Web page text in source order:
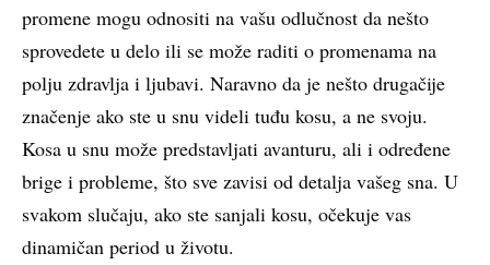
promene mogu odnositi na vašu odlučnost da nešto
sprovedete u delo ili se može raditi o promenama na
polju zdravlja i ljubavi. Naravno da je nešto drugačije
značenje ako ste u snu videli tuđu kosu, a ne svoju.
Kosa u snu može predstavljati avanturu, ali i određene
brige i probleme, što sve zavisi od detalja vašeg sna. U
svakom slučaju, ako ste sanjali kosu, očekuje vas
dinamičan period u životu.